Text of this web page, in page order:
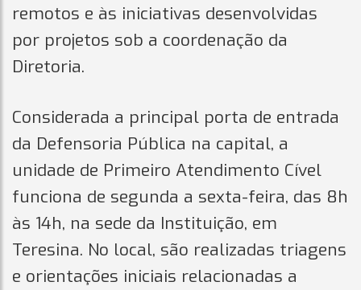
remotos e às iniciativas desenvolvidas
por projetos sob a coordenação da
Diretoria.
Considerada a principal porta de entrada
da Defensoria Pública na capital, a
unidade de Primeiro Atendimento Cível
funciona de segunda a sexta-feira, das 8h
às 14h, na sede da Instituição, em
Teresina. No local, são realizadas triagens
e orientações iniciais relacionadas a